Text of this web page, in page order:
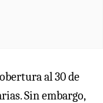
al 30 de
Sin embargo,